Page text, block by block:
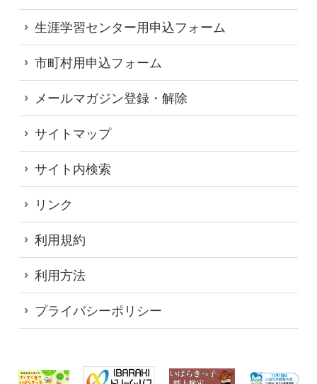
生涯学習センター用申込フォーム
市町村用申込フォーム
メールマガジン登録・解除
サイトマップ
サイト内検索
リンク
利用規約
利用方法
プライバシーポリシー